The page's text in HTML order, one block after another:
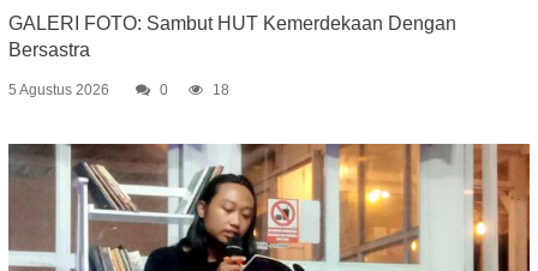
GALERI FOTO: Sambut HUT Kemerdekaan Dengan
Bersastra
5 Agustus 2026 0 18